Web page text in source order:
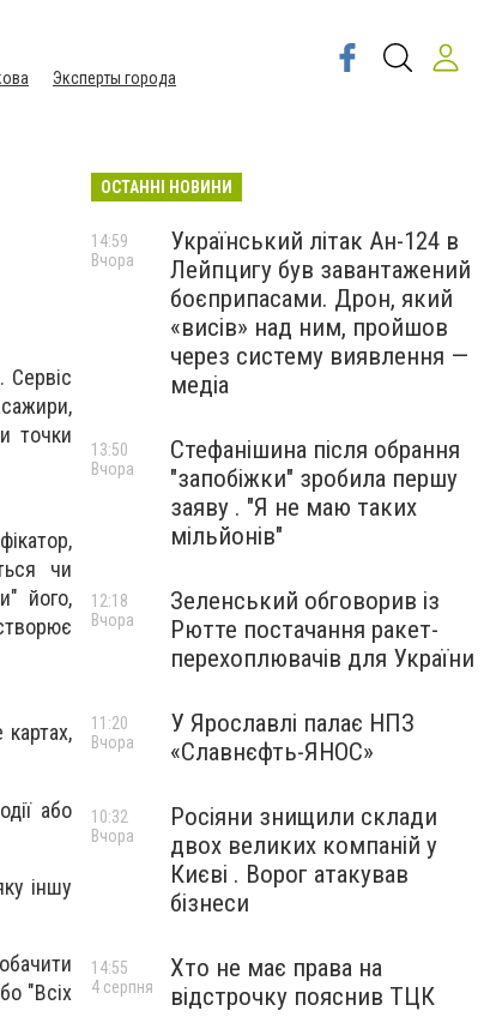
Эксперты города
Сервіс
точки
чи
його,
або
іншу
"Всіх
ОСТАННІ НОВИНИ
Український літак Ан-124 в
Лейпцигу був завантажений
боєприпасами. Дрон, який
«висів» над ним, пройшов
через систему виявлення —
медіа
14:59
Вчора
Стефанішина після обрання
"запобіжки" зробила першу
заяву . "Я не маю таких
мільйонів"
13:50
Вчора
Зеленський обговорив із
Рютте постачання ракет-
перехоплювачів для України
12:18
Вчора
У Ярославлі палає НПЗ
«Славнєфть-ЯНОС»
11:20
Вчора
Росіяни знищили склади
двох великих компаній у
Києві . Ворог атакував
бізнеси
10:32
Вчора
Хто не має права на
відстрочку пояснив ТЦК
14:55
4 серпня